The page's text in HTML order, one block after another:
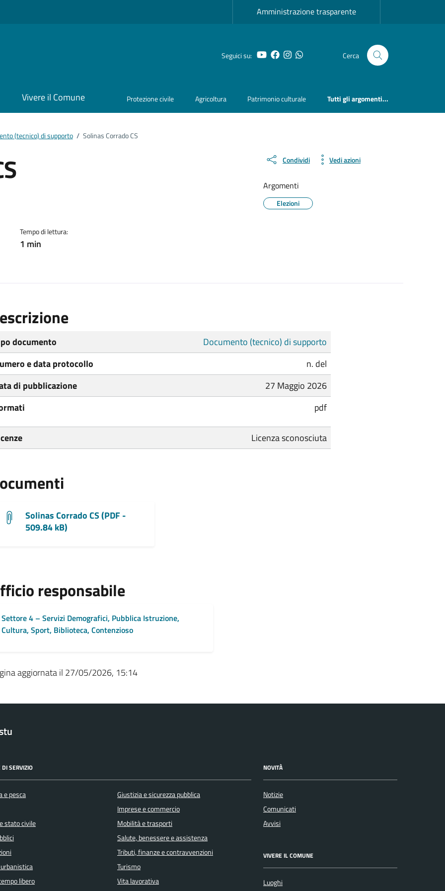
Amministrazione trasparente
Seguici su: YouTube
Facebook
Instagram
Whatsapp Cerca
Vivere il Comune Protezione civile Agricoltura Patrimonio culturale Tutti gli argomenti...
(tecnico) di supporto / Solinas Corrado CS
Tempo di lettura:
1 min
Condividi Vedi azioni
Argomenti
Elezioni
documento
Documento (tecnico) di supporto
e data protocollo
n. del
di pubblicazione
27 Maggio 2026
pdf
Licenza sconosciuta
Solinas Corrado CS (PDF -
509.84 kB)
responsabile
Settore 4 – Servizi Demografici, Pubblica Istruzione,
Cultura, Sport, Biblioteca, Contenzioso
aggiornata il 27/05/2026, 15:14
DI SERVIZIO
e pesca
stato civile
libero
Giustizia e sicurezza pubblica
Imprese e commercio
Mobilità e trasporti
Salute, benessere e assistenza
Tributi, finanze e contravvenzioni
Turismo
Vita lavorativa
NOVITÀ
Notizie
Comunicati
Avvisi
VIVERE IL COMUNE
Luoghi